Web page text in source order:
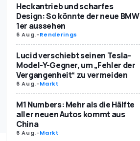
Heckantrieb und scharfes
Design: So könnte der neue BMW
1er aussehen
6 Aug.-Renderings
Lucid verschiebt seinen Tesla-
Model-Y-Gegner, um „Fehler der
Vergangenheit“ zu vermeiden
6 Aug.-Markt
M1 Numbers: Mehr als die Hälfte
aller neuen Autos kommt aus
China
6 Aug.-Markt